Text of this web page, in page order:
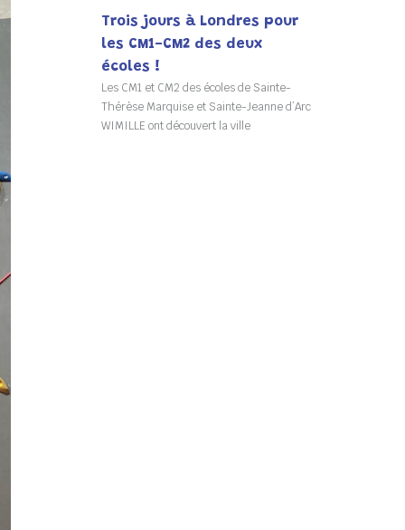
Trois jours à Londres pour
les CM1-CM2 des deux
écoles !
Les CM1 et CM2 des écoles de Sainte-
Thérèse Marquise et Sainte-Jeanne d’Arc
WIMILLE ont découvert la ville